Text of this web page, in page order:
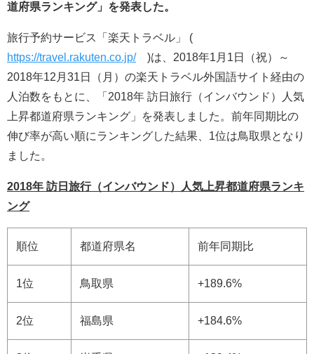
道府県ランキング」を発表した。
旅行予約サービス「楽天トラベル」 (
https://travel.rakuten.co.jp/)は、2018年1月1日（祝）～
2018年12月31日（月）の楽天トラベル外国語サイト経由の
人泊数をもとに、「2018年 訪日旅行（インバウンド）人気
上昇都道府県ランキング」を発表しました。前年同期比の
伸び率が高い順にランキングした結果、1位は鳥取県となり
ました。
2018年 訪日旅行（インバウンド）人気上昇都道府県ランキ
ング
順位 都道府県名 前年同期比
1位 鳥取県 +189.6%
2位 福島県 +184.6%